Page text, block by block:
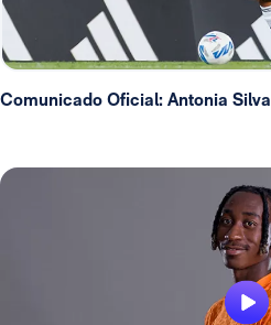
Comunicado Oficial: Antonia Silva